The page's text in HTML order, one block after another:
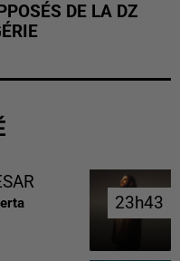
DE LA DZ
23h43
23h43